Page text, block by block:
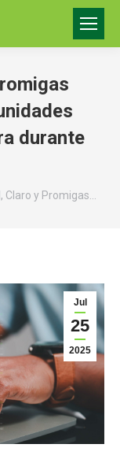
durante
Claro y Promigas…
Jul
25
2025